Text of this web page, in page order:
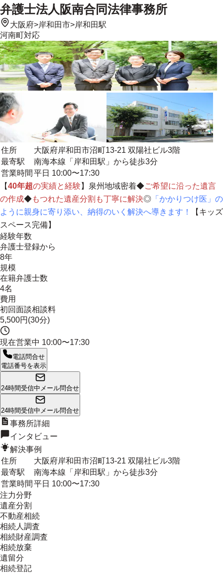
弁護士法人阪南合同法律事務所
大阪府>岸和田市>岸和田駅
河南町対応
住所
大阪府岸和田市沼町13-21 双陽社ビル3階
最寄駅
南海本線「岸和田駅」から徒歩3分
営業時間 平日 10:00〜17:30
【40年超の実績と経験 】 泉州地域密着◆ご希望に沿った遺言
の作成◆もつれた遺産分割も丁寧に解決◎ 「かかりつけ医」の
ように親身に寄り添い、納得のいく解決へ導きます！
【キッズ
スペース完備】
経験年数
弁護士登録から
8年
規模
在籍弁護士数
4名
費用
初回面談相談料
5,500円(30分)
現在営業中 10:00〜17:30
電話問合せ
電話番号を表示
24時間受信中 メール問合せ
24時間受信中 メール問合せ
事務所詳細
インタビュー
解決事例
住所
大阪府岸和田市沼町13-21 双陽社ビル3階
最寄駅
南海本線「岸和田駅」から徒歩3分
営業時間 平日 10:00〜17:30
注力分野
遺産分割
不動産相続
相続人調査
相続財産調査
相続放棄
遺留分
相続登記